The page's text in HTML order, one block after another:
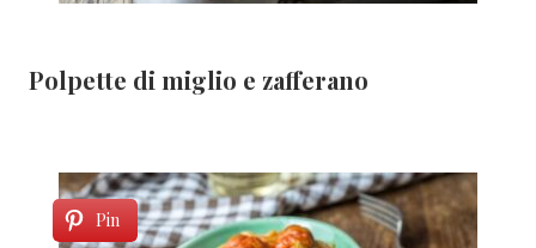
Polpette di miglio e zafferano
Pin